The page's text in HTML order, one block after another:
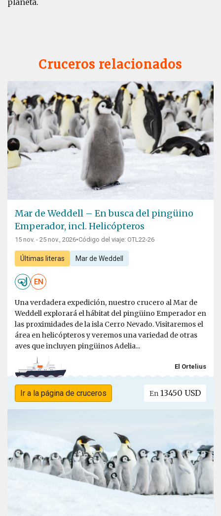
planeta.
Cruceros relacionados
Mar de Weddell – En busca del pingüino
Emperador, incl. Helicópteros
15 nov. - 25 nov., 2026•Código del viaje: OTL22-26
Últimas literas Mar de Weddell
EN
Una verdadera expedición, nuestro crucero al Mar de
Weddell explorará el hábitat del pingüino Emperador en
las proximidades de la isla Cerro Nevado. Visitaremos el
área en helicópteros y veremos una variedad de otras
aves que incluyen pingüinos Adelia...
El Ortelius
Ir a la página de cruceros En 13450 USD